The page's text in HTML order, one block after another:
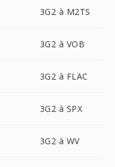
3G2 à M2TS
3G2 à VOB
3G2 à FLAC
3G2 à SPX
3G2 à WV